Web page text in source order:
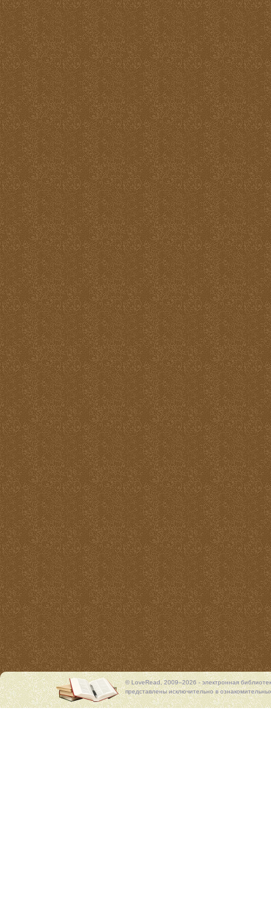
© LoveRead, 2009–2026 - электронная
представлены исключительно в